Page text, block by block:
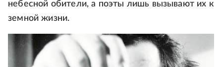
небесной обители, а поэты лишь вызывают их к
земной жизни.